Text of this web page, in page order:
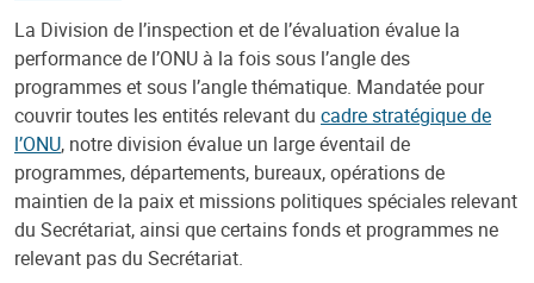
La Division de l’inspection et de l’évaluation évalue la
performance de l’ONU à la fois sous l’angle des
programmes et sous l’angle thématique. Mandatée pour
couvrir toutes les entités relevant du cadre stratégique de
l’ONU, notre division évalue un large éventail de
programmes, départements, bureaux, opérations de
maintien de la paix et missions politiques spéciales relevant
du Secrétariat, ainsi que certains fonds et programmes ne
relevant pas du Secrétariat.